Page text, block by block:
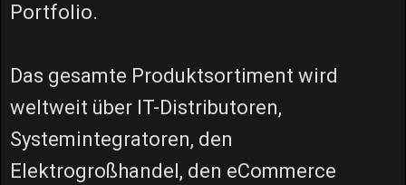
Portfolio.
Das gesamte Produktsortiment wird
weltweit über IT-Distributoren,
Systemintegratoren, den
Elektrogroßhandel, den eCommerce